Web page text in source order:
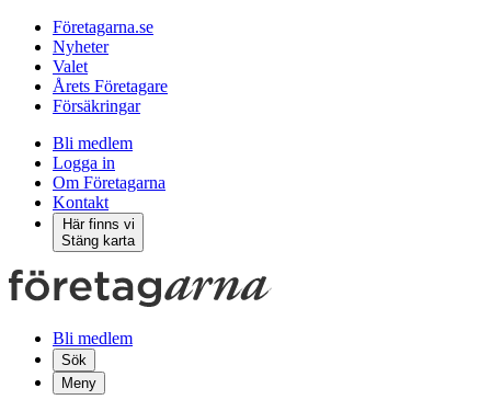
Företagarna.se
Nyheter
Valet
Årets Företagare
Försäkringar
Bli medlem
Logga in
Om Företagarna
Kontakt
Här finns vi
Stäng karta
Bli medlem
Sök
Meny